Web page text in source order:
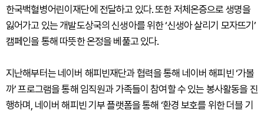
한국백혈병어린이재단에 전달하고 있다. 또한 저체온증으로 생명을
잃어가고 있는 개발도상국의 신생아를 위한 ‘신생아 살리기 모자뜨기’
캠페인을 통해 따뜻한 온정을 베풀고 있다.
지난해부터는 네이버 해피빈재단과 협력을 통해 네이버 해피빈 ‘가볼
까’ 프로그램을 통해 임직원과 가족들이 참여할 수 있는 봉사활동을 진
행하며, 네이버 해피빈 기부 플랫폼을 통해 ‘환경 보호를 위한 더블 기